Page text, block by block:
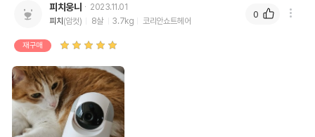
피치웅니
2023.11.01
피치 (암컷) 8살 3.7kg 코리안쇼트헤어
재구매
0